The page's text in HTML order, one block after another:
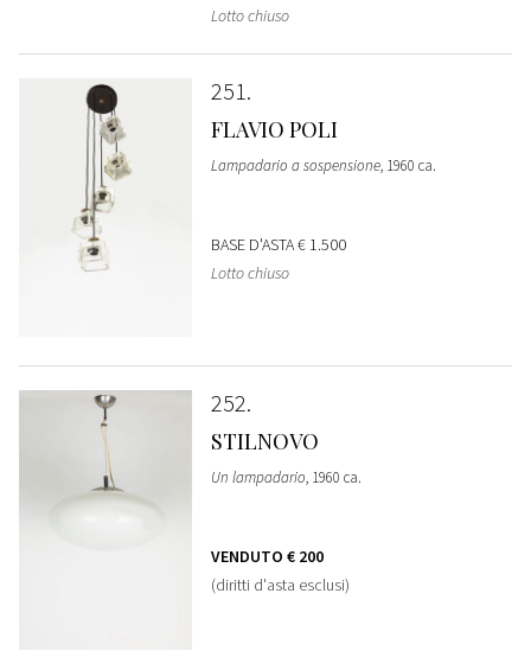
Lotto chiuso
251
FLAVIO POLI
Lampadario a sospensione, 1960 ca.
BASE D'ASTA€ 1.500
Lotto chiuso
252
STILNOVO
Un lampadario, 1960 ca.
VENDUTO € 200
(diritti d'asta esclusi)